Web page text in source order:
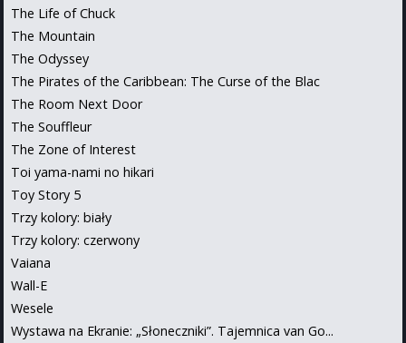
The Life of Chuck
The Mountain
The Odyssey
The Pirates of the Caribbean: The Curse of the Blac
The Room Next Door
The Souffleur
The Zone of Interest
Toi yama-nami no hikari
Toy Story 5
Trzy kolory: biały
Trzy kolory: czerwony
Vaiana
Wall-E
Wesele
Wystawa na Ekranie: „Słoneczniki”. Tajemnica van Go...